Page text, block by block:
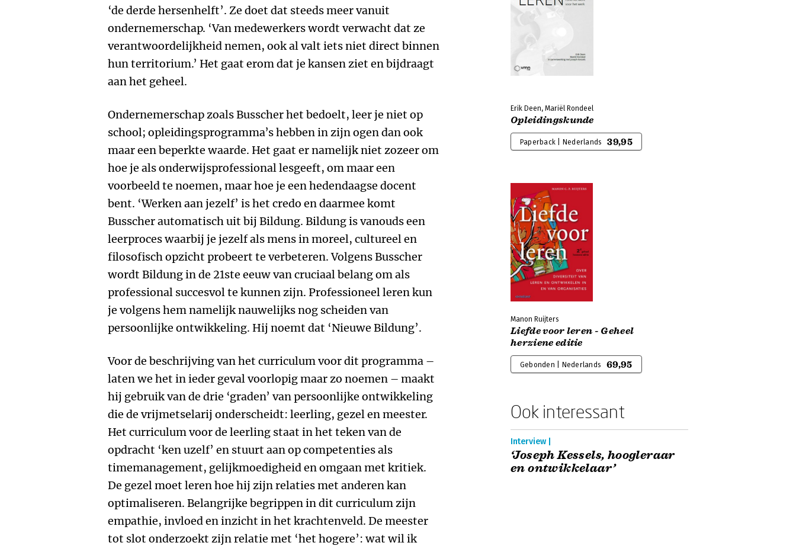
‘de derde hersenhelft’. Ze doet dat steeds meer vanuit
ondernemerschap. ‘Van medewerkers wordt verwacht dat ze
verantwoordelijkheid nemen, ook al valt iets niet direct binnen
hun territorium.’ Het gaat erom dat je kansen ziet en bijdraagt
aan het geheel.
Ondernemerschap zoals Busscher het bedoelt, leer je niet op
school; opleidingsprogramma’s hebben in zijn ogen dan ook
maar een beperkte waarde. Het gaat er namelijk niet zozeer om
hoe je als onderwijsprofessional lesgeeft, om maar een
voorbeeld te noemen, maar hoe je een hedendaagse docent
bent. ‘Werken aan jezelf’ is het credo en daarmee komt
Busscher automatisch uit bij Bildung. Bildung is vanouds een
leerproces waarbij je jezelf als mens in moreel, cultureel en
filosofisch opzicht probeert te verbeteren. Volgens Busscher
wordt Bildung in de 21ste eeuw van cruciaal belang om als
professional succesvol te kunnen zijn. Professioneel leren kun
je volgens hem namelijk nauwelijks nog scheiden van
persoonlijke ontwikkeling. Hij noemt dat ‘Nieuwe Bildung’.
Voor de beschrijving van het curriculum voor dit programma –
laten we het in ieder geval voorlopig maar zo noemen – maakt
hij gebruik van de drie ‘graden’ van persoonlijke ontwikkeling
die de vrijmetselarij onderscheidt: leerling, gezel en meester.
Het curriculum voor de leerling staat in het teken van de
opdracht ‘ken uzelf’ en stuurt aan op competenties als
timemanagement, gelijkmoedigheid en omgaan met kritiek.
De gezel moet leren hoe hij zijn relaties met anderen kan
optimaliseren. Belangrijke begrippen in dit curriculum zijn
empathie, invloed en inzicht in het krachtenveld. De meester
tot slot onderzoekt zijn relatie met ‘het hogere’: wat wil ik
Erik Deen, Mariël Rondeel
Opleidingskunde
Paperback | Nederlands 39,95
Manon Ruijters
Liefde voor leren - Geheel
herziene editie
Gebonden | Nederlands 69,95
Ook interessant
Interview |
‘Joseph Kessels, hoogleraar
en ontwikkelaar’